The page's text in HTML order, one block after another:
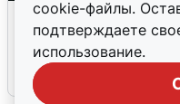
cookie-файлы.
подтверждаете
использование.
Ночная атака
попадания и
6 августа